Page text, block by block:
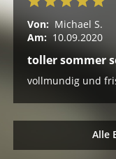
Von: Michael S.
Am: 10.09.2020
toller sommer
vollmundig und
Alle